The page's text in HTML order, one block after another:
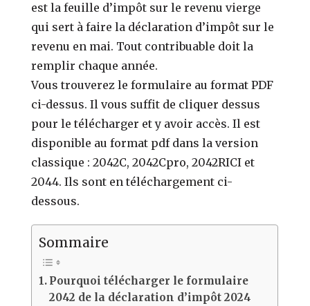
est la feuille d’impôt sur le revenu vierge
qui sert à faire la déclaration d’impôt sur le
revenu en mai. Tout contribuable doit la
remplir chaque année.
Vous trouverez le formulaire au format PDF
ci-dessus. Il vous suffit de cliquer dessus
pour le télécharger et y avoir accès. Il est
disponible au format pdf dans la version
classique : 2042C, 2042Cpro, 2042RICI et
2044. Ils sont en téléchargement ci-
dessous.
Sommaire
Pourquoi télécharger le formulaire
2042 de la déclaration d’impôt 2024